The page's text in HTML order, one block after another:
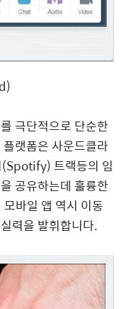
극단적으로 단순한
랫폼은 사운드클라
트랙등의 임
공유하는데 훌륭한
바일 앱 역시 이동
력을 발휘합니다.